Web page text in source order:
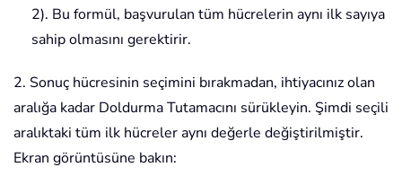
2). Bu formül, başvurulan tüm hücrelerin aynı ilk sayıya
sahip olmasını gerektirir.
2. Sonuç hücresinin seçimini bırakmadan, ihtiyacınız olan
aralığa kadar Doldurma Tutamacını sürükleyin. Şimdi seçili
aralıktaki tüm ilk hücreler aynı değerle değiştirilmiştir.
Ekran görüntüsüne bakın: